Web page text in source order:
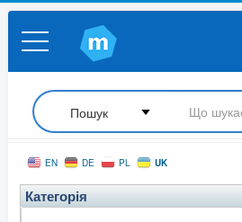
EN DE PL UK
Категорія